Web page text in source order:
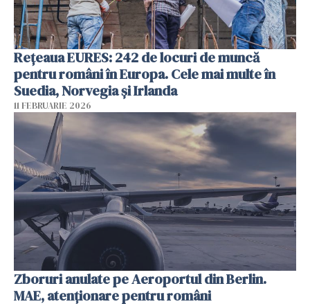
Rețeaua EURES: 242 de locuri de muncă
pentru români în Europa. Cele mai multe în
Suedia, Norvegia și Irlanda
11 FEBRUARIE 2026
Zboruri anulate pe Aeroportul din Berlin.
MAE, atenționare pentru români